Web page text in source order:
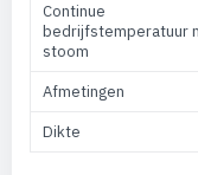
Continue
bedrijfstemperatuur
stoom
Afmetingen
Dikte